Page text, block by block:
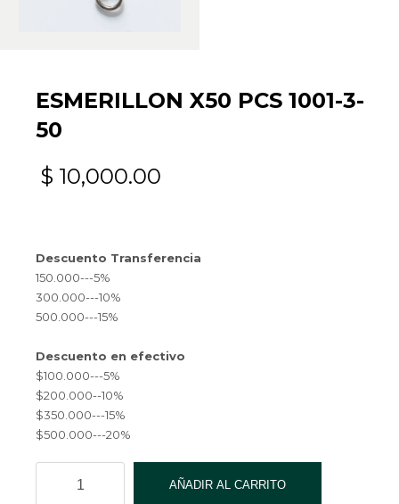
ESMERILLON X50 PCS 1001-3-
50
$ 10,000.00
Descuento Transferencia
150.000---5%
300.000---10%
500.000---15%
Descuento en efectivo
$100.000---5%
$200.000--10%
$350.000---15%
$500.000---20%
AÑADIR AL CARRITO